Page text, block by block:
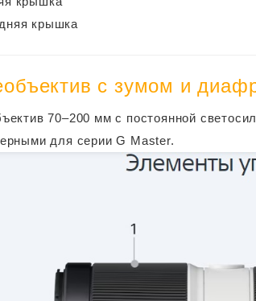
крышка
с зумом и
70–200 мм с постоянной
для серии G Master.